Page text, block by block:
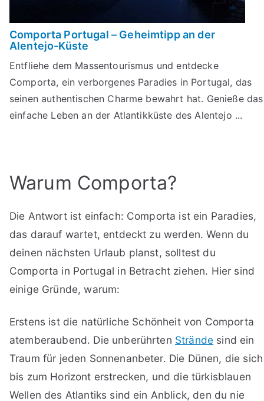
Comporta Portugal – Geheimtipp an der
Alentejo-Küste
Entfliehe dem Massentourismus und entdecke
Comporta, ein verborgenes Paradies in Portugal, das
seinen authentischen Charme bewahrt hat. Genieße das
einfache Leben an der Atlantikküste des Alentejo ...
Warum Comporta?
Die Antwort ist einfach: Comporta ist ein Paradies,
das darauf wartet, entdeckt zu werden. Wenn du
deinen nächsten Urlaub planst, solltest du
Comporta in Portugal in Betracht ziehen. Hier sind
einige Gründe, warum:
Erstens ist die natürliche Schönheit von Comporta
atemberaubend. Die unberührten Strände sind ein
Traum für jeden Sonnenanbeter. Die Dünen, die sich
bis zum Horizont erstrecken, und die türkisblauen
Wellen des Atlantiks sind ein Anblick, den du nie